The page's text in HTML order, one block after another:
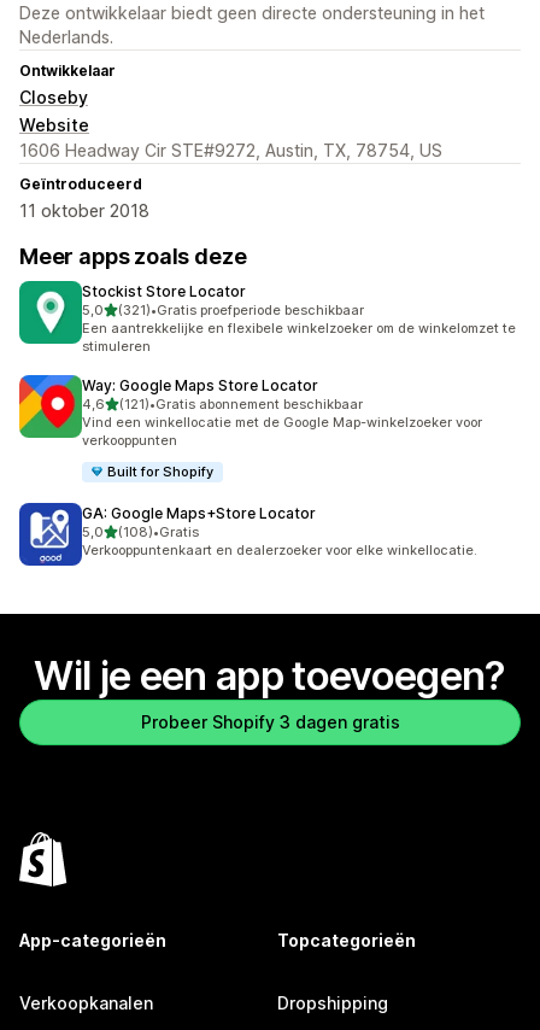
Deze ontwikkelaar biedt geen directe ondersteuning in het
Nederlands.
Ontwikkelaar
Closeby
Website
1606 Headway Cir STE#9272, Austin, TX, 78754, US
Geïntroduceerd
11 oktober 2018
Meer apps zoals deze
Stockist Store Locator
5,0van 5 sterren
(321)
321 recensies in totaal
•Gratis proefperiode beschikbaar
Een aantrekkelijke en flexibele winkelzoeker om de winkelomzet te
stimuleren
Way: Google Maps Store Locator
4,6van 5 sterren
(121)
121 recensies in totaal
•Gratis abonnement beschikbaar
Vind een winkellocatie met de Google Map-winkelzoeker voor
verkooppunten
Built for Shopify
GA: Google Maps+Store Locator
5,0van 5 sterren
(108)
108 recensies in totaal
•Gratis
Verkooppuntenkaart en dealerzoeker voor elke winkellocatie.
Wil je een app toevoegen?
Probeer Shopify 3 dagen gratis
App-categorieën
Verkoopkanalen
Topcategorieën
Dropshipping